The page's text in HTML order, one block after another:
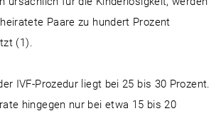
Paare zu hundert Prozent
(1).
IVF-Prozedur liegt bei 25 bis 30 Prozent.
hingegen nur bei etwa 15 bis 20